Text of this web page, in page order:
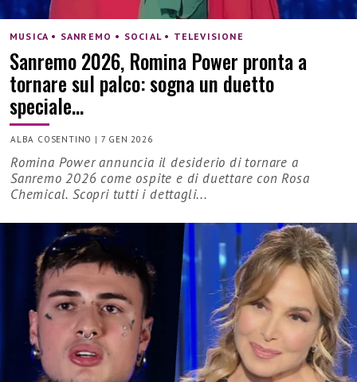
MUSICA • SANREMO • SOCIAL • TELEVISIONE
Sanremo 2026, Romina Power pronta a
tornare sul palco: sogna un duetto
speciale…
ALBA COSENTINO | 7 GEN 2026
Romina Power annuncia il desiderio di tornare a
Sanremo 2026 come ospite e di duettare con Rosa
Chemical. Scopri tutti i dettagli...